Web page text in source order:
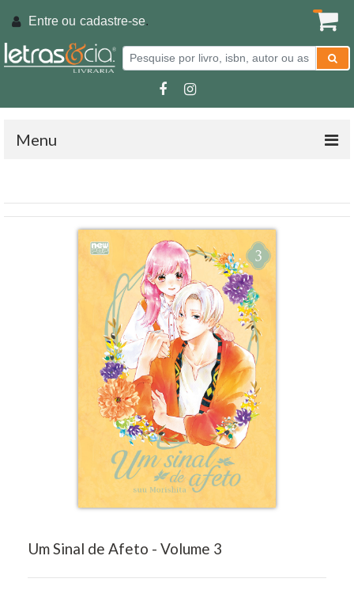
Entre ou cadastre-se.
Menu
Um Sinal de Afeto - Volume 3